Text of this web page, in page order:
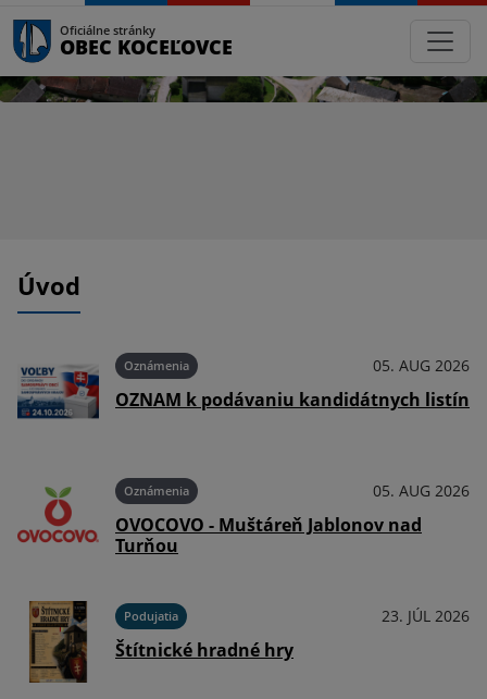
Oficiálne stránky
OBEC KOCEĽOVCE
Úvod
Oznámenia 05. AUG 2026
OZNAM k podávaniu kandidátnych listín
Oznámenia 05. AUG 2026
OVOCOVO - Muštáreň Jablonov nad
Turňou
Podujatia 23. JÚL 2026
Štítnické hradné hry